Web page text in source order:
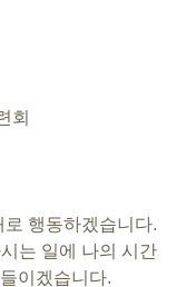
회
는 일에 나의 시간
들이겠습니다.